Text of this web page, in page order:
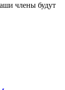
члены будут